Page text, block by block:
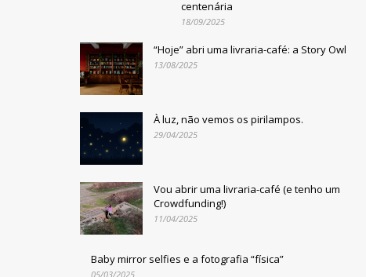
centenária
18/09/2025
“Hoje” abri uma livraria-café: a Story Owl
13/08/2025
À luz, não vemos os pirilampos.
29/04/2025
Vou abrir uma livraria-café (e tenho um
Crowdfunding!)
11/04/2025
Baby mirror selfies e a fotografia “física”
05/03/2025